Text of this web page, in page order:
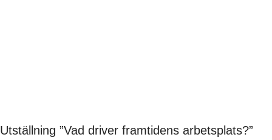
Utställning ”Vad driver framtidens arbetsplats?”